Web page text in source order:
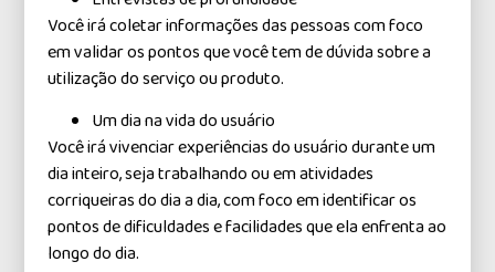
Você irá coletar informações das pessoas com foco
em validar os pontos que você tem de dúvida sobre a
utilização do serviço ou produto.
Um dia na vida do usuário
Você irá vivenciar experiências do usuário durante um
dia inteiro, seja trabalhando ou em atividades
corriqueiras do dia a dia, com foco em identificar os
pontos de dificuldades e facilidades que ela enfrenta ao
longo do dia.